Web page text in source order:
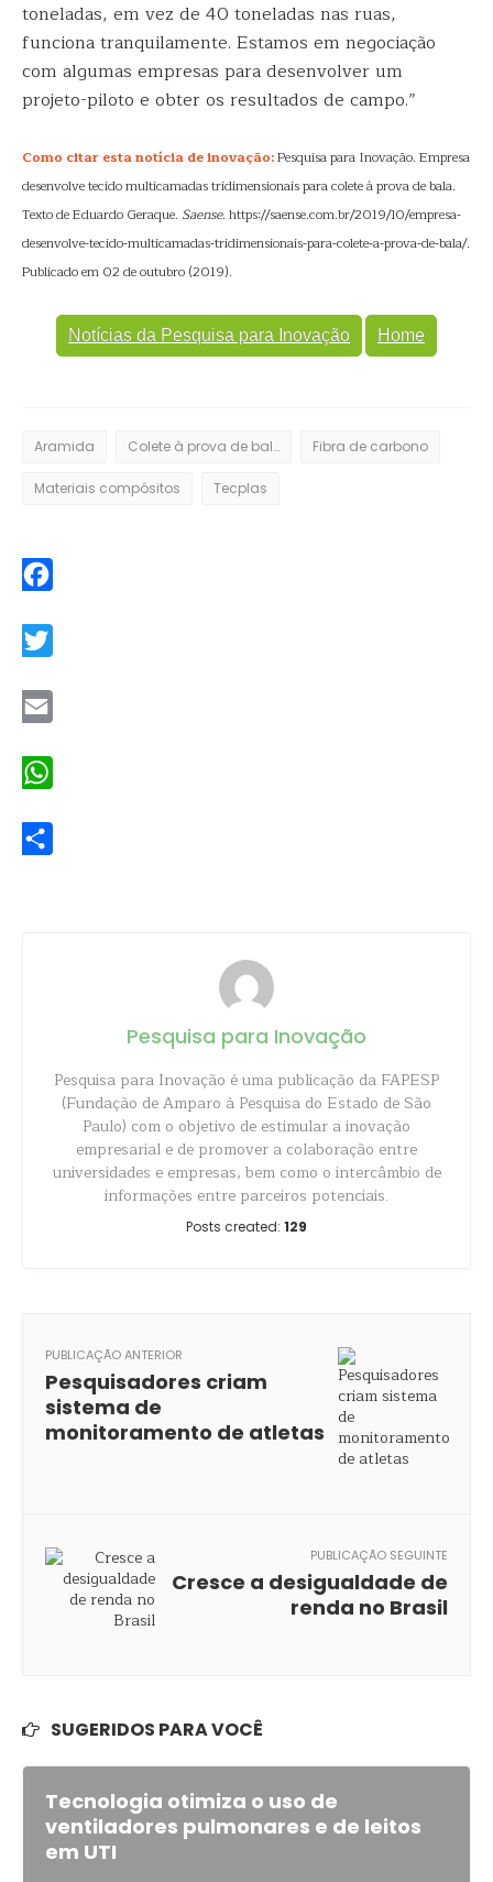
toneladas, em vez de 40 toneladas nas ruas,
funciona tranquilamente. Estamos em negociação
com algumas empresas para desenvolver um
projeto-piloto e obter os resultados de campo.”
Como citar esta notícia de inovação:Pesquisa para Inovação. Empresa
desenvolve tecido multicamadas tridimensionais para colete à prova de bala.
Texto de Eduardo Geraque. Saense. https://saense.com.br/2019/10/empresa-
desenvolve-tecido-multicamadas-tridimensionais-para-colete-a-prova-de-bala/.
Publicado em 02 de outubro (2019).
Notícias da Pesquisa para Inovação Home
Aramida Colete à prova de bala Fibra de carbono
Materiais compósitos Tecplas
Pesquisa para Inovação
Pesquisa para Inovação é uma publicação da FAPESP
(Fundação de Amparo à Pesquisa do Estado de São
Paulo) com o objetivo de estimular a inovação
empresarial e de promover a colaboração entre
universidades e empresas, bem como o intercâmbio de
informações entre parceiros potenciais.
Posts created: 129
PUBLICAÇÃO ANTERIOR
Pesquisadores criam
sistema de
monitoramento de atletas
PUBLICAÇÃO SEGUINTE
Cresce a desigualdade de
renda no Brasil
SUGERIDOS PARA VOCÊ
Tecnologia otimiza o uso de
ventiladores pulmonares e de leitos
em UTI